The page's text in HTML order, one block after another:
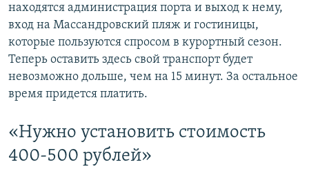
находятся администрация порта и выход к нему,
вход на Массандровский пляж и гостиницы,
которые пользуются спросом в курортный сезон.
Теперь оставить здесь свой транспорт будет
невозможно дольше, чем на 15 минут. За остальное
время придется платить.
«Нужно установить стоимость
400-500 рублей»